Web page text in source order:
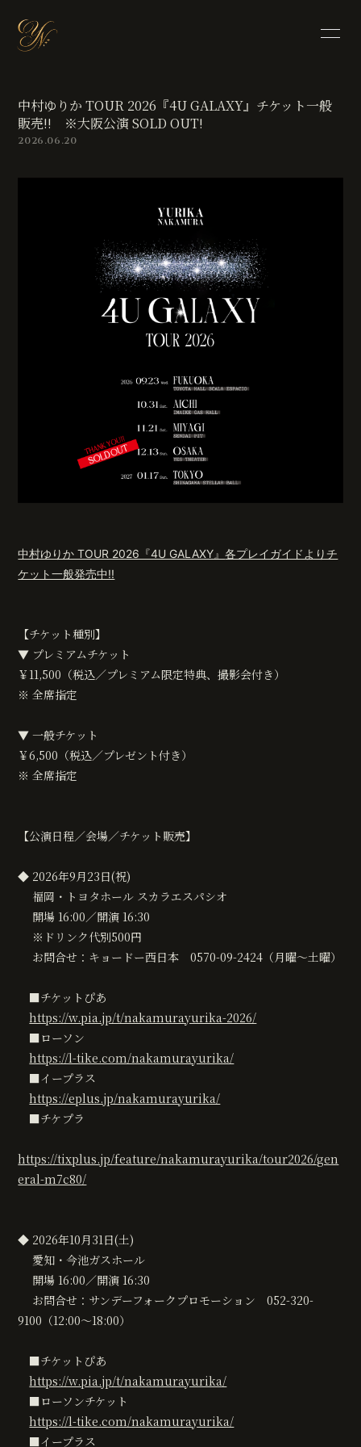
INFORMATION STORE
BLOG
MOVIE
PHOTO
Q&A
ログイン
中村ゆりか TOUR 2026『4U GALAXY』チケット一般
販売!! ※大阪公演 SOLD OUT!
2026.06.20
中村ゆりか TOUR 2026『4U GALAXY』各プレイガイドよりチ
ケット一般発売中!!
【チケット種別】
▼ プレミアムチケット
￥11,500（税込／プレミアム限定特典、撮影会付き）
※ 全席指定
▼ 一般チケット
￥6,500（税込／プレゼント付き）
※ 全席指定
【公演日程／会場／チケット販売】
◆ 2026年9月23日(祝)
福岡・トヨタホール スカラエスパシオ
開場 16:00／開演 16:30
※ドリンク代別500円
お問合せ：キョードー西日本 0570-09-2424（月曜〜土曜）
■チケットぴあ
https://w.pia.jp/t/nakamurayurika-2026/
■ローソン
https://l-tike.com/nakamurayurika/
■イープラス
https://eplus.jp/nakamurayurika/
■チケプラ
https://tixplus.jp/feature/nakamurayurika/tour2026/gen
eral-m7c80/
◆ 2026年10月31日(土)
愛知・今池ガスホール
開場 16:00／開演 16:30
お問合せ：サンデーフォークプロモーション 052-320-
9100（12:00〜18:00）
■チケットぴあ
https://w.pia.jp/t/nakamurayurika/
■ローソンチケット
https://l-tike.com/nakamurayurika/
■イープラス